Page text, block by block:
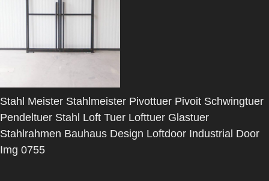
Stahl Meister Stahlmeister Pivottuer Pivoit Schwingtuer
Pendeltuer Stahl Loft Tuer Lofttuer Glastuer
Stahlrahmen Bauhaus Design Loftdoor Industrial Door
Img 0755